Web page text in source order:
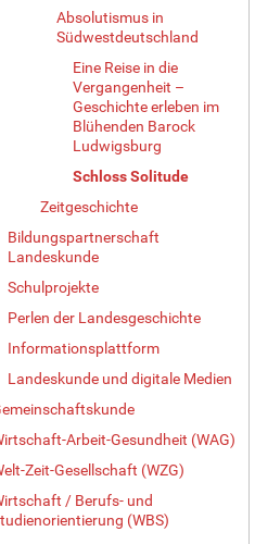
Absolutismus in
Südwestdeutschland
Eine Reise in die
Vergangenheit –
Geschichte erleben im
Blühenden Barock
Ludwigsburg
Schloss Solitude
Zeitgeschichte
Bildungspartnerschaft
Landeskunde
Schulprojekte
Perlen der Landesgeschichte
Informationsplattform
Landeskunde und digitale Medien
Arbeit-Gesundheit (WAG)
Zeit-Gesellschaft (WZG)
/ Berufs- und
(WBS)